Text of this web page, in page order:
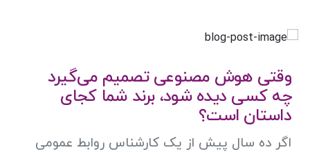
وقتی هوش مصنوعی تصمیم می‌گیرد
چه کسی دیده شود، برند شما کجای
داستان است؟
اگر ده سال پیش از یک کارشناس روابط عمومی